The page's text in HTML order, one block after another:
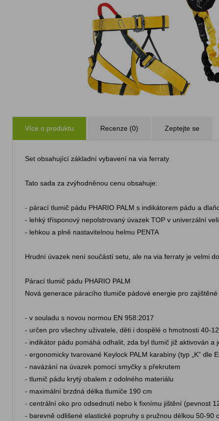
Více o produktu Recenze (0) Zeptejte se
Set obsahující základní vybavení na via ferraty
Tato sada za zvýhodněnou cenu obsahuje:
- párací tlumič pádu PHARIO PALM s indikátorem pádu a
- lehký třísponový nepolstrovaný úvazek TOP v univerzální
- lehkou a plně nastavitelnou helmu PENTA
Hrudní úvazek není součástí setu, ale na via ferraty je velmi
Párací tlumič pádu PHARIO PALM
Nová generace páracího tlumiče pádové energie pro
- v souladu s novou normou EN 958:2017
- určen pro všechny uživatele, děti i dospělé o hmotnosti 40-
- indikátor pádu pomáhá odhalit, zda byl tlumič již aktivován a
- ergonomicky tvarované Keylock PALM karabiny (typ „K” dle
- navázání na úvazek pomocí smyčky s překrutem
- tlumič pádu krytý obalem z odolného materiálu
- maximální brzdná délka tlumiče 190 cm
- centrální oko pro odsednutí nebo k fixnímu jištění (pevnost
- barevně odlišené elastické popruhy s pružnou délkou 50-90